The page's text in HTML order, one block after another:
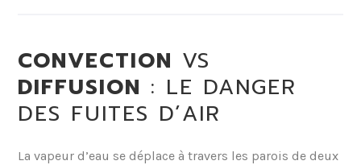
CONVECTION VS
DIFFUSION : LE DANGER
DES FUITES D’AIR
La vapeur d’eau se déplace à travers les parois de deux